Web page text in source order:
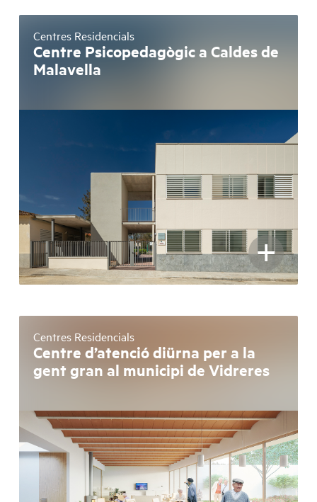
Centres Residencials
Centre Psicopedagògic a Caldes de
Malavella
+
Centres Residencials
Centre d’atenció diürna per a la
gent gran al municipi de Vidreres